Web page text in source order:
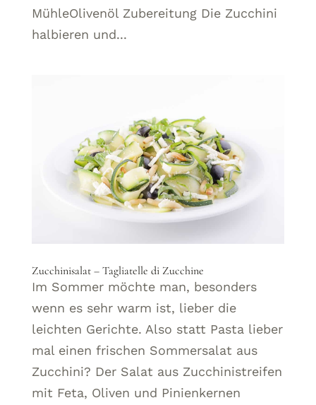
MühleOlivenöl Zubereitung Die Zucchini
halbieren und...
Zucchinisalat – Tagliatelle di Zucchine
Im Sommer möchte man, besonders
wenn es sehr warm ist, lieber die
leichten Gerichte. Also statt Pasta lieber
mal einen frischen Sommersalat aus
Zucchini? Der Salat aus Zucchinistreifen
mit Feta, Oliven und Pinienkernen